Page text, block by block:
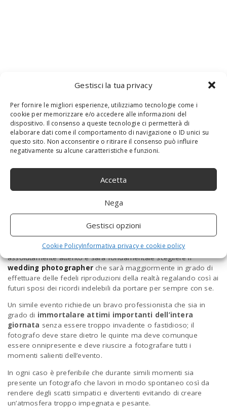
Gestisci la tua privacy
Per fornire le migliori esperienze, utilizziamo tecnologie come i
cookie per memorizzare e/o accedere alle informazioni del
dispositivo. Il consenso a queste tecnologie ci permetterà di
elaborare dati come il comportamento di navigazione o ID unici su
questo sito. Non acconsentire o ritirare il consenso può influire
negativamente su alcune caratteristiche e funzioni.
Accetta
Nega
Gestisci opzioni
Cookie PolicyInformativa privacy e cookie policy
è molto importante infatti concordare preventivamente con il
professionista quale sia il tetto massimo che si desidera
spendere e sopratutto scegliere una soluzione che sia
conveniente ad entrambe le parti.
L’evento del matrimonio
Il reportage matrimoniale dovrà essere compiuto in modo
assolutamente attento e sarà fondamentale scegliere il
wedding photographer che sarà maggiormente in grado di
effettuare delle fedeli riproduzioni della realtà regalando così ai
futuri sposi dei ricordi indelebili da portare per sempre con se.
Un simile evento richiede un bravo professionista che sia in
grado di immortalare attimi importanti dell’intera
giornata senza essere troppo invadente o fastidioso; il
fotografo deve stare dietro le quinte ma deve comunque
essere onnipresente e deve riuscire a fotografare tutti i
momenti salienti dell’evento.
In ogni caso è preferibile che durante simili momenti sia
presente un fotografo che lavori in modo spontaneo così da
rendere degli scatti simpatici e divertenti evitando di creare
un’atmosfera troppo impegnata e pesante.